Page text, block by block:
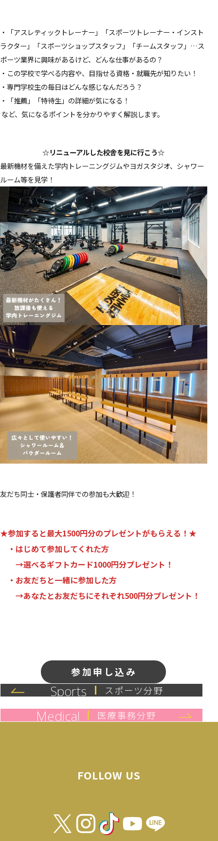
・「アスレティックトレーナー」「スポーツトレーナー・インスト
ラクター」「スポーツショップスタッフ」「チームスタッフ」…ス
ポーツ業界に興味があるけど、どんな仕事があるの？
・この学校で学べる内容や、目指せる資格・就職先が知りたい！
・専門学校生の毎日はどんな感じなんだろう？
・「推薦」「特待生」の詳細が気になる！
など、気になるポイントを分かりやすく解説します。
☆リニューアルした校舎を見に行こう☆
最新機材を備えた学内トレーニングジムやヨガスタジオ、シャワー
ルーム等を見学！
友だち同士・保護者同伴での参加も大歓迎！
★参加すると最大1500円分のプレゼントがもらえる！★
・はじめて参加してくれた方
→選べるギフトカード1000円分プレゼント！
・お友だちと一緒に参加した方
→あなたとお友だちにそれぞれ500円分プレゼント！
参加申し込み
Sports スポーツ分野
Medical 医療事務分野
FOLLOW US